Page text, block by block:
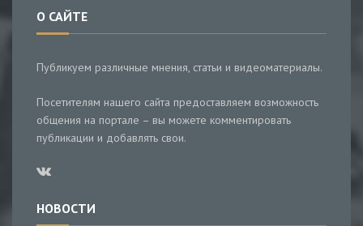
О САЙТЕ
Публикуем различные мнения, статьи и видеоматериалы.
Посетителям нашего сайта предоставляем возможность
общения на портале – вы можете комментировать
публикации и добавлять свои.
НОВОСТИ